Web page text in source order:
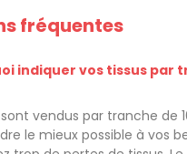
fréquentes
indiquer vos tissus par
sont vendus par tranche de
le mieux possible à vos